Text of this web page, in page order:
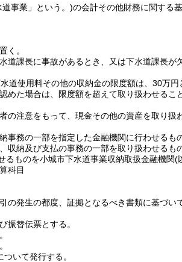
事業」という。)の会計その他財務に関する
く。
道課長に事故があるとき、又は下水道課長
道使用料その他の収納金の限度額は、30万円
めた場合は、限度額を超えて取り扱わせるこ
の注意をもって、現金その他の資産を取り扱
事務の一部を指定した金融機関に行わせるも
収納及び支払の事務の一部を取り扱わせるも
るものを小城市下水道事業収納取扱金融機関(
科目
の発生の都度、証拠となるべき書類に基づい
振替伝票とする。
いて発行する。